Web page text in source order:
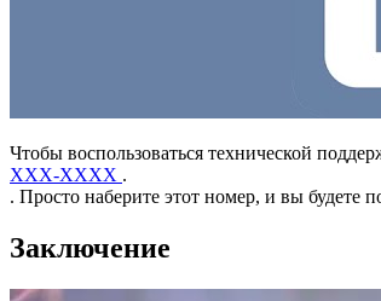
Чтобы воспользоваться технической
XXX-XXXX .
. Просто наберите этот номер, и вы будете
Заключение